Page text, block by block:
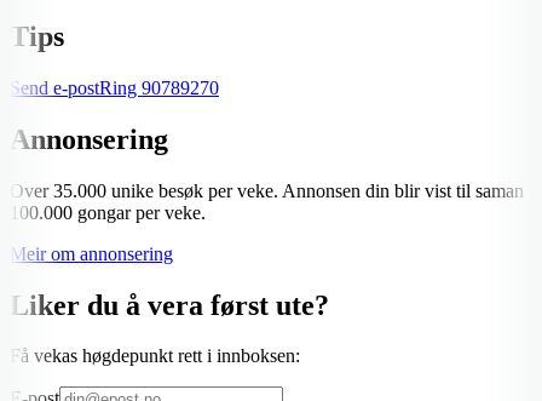
Tips
Send e-postRing 90789270
Annonsering
Over 35.000 unike besøk per veke. Annonsen din blir vist til saman
100.000 gongar per veke.
Meir om annonsering
Liker du å vera først ute?
Få vekas høgdepunkt rett i innboksen: